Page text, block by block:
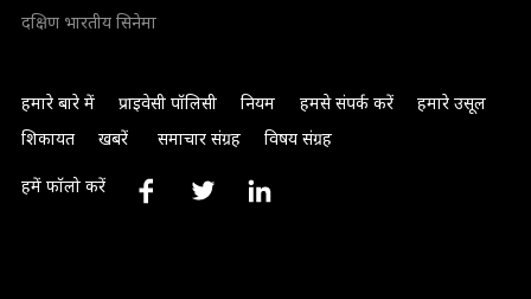
दक्षिण भारतीय सिनेमा
हमारे बारे में प्राइवेसी पॉलिसी नियम हमसे संपर्क करें
हमारे उसूल
शिकायत
खबरें समाचार संग्रह विषय संग्रह
हमें फॉलो करें